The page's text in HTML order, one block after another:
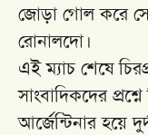
জোড়া গোল করে সেই
রোনালদো।
এই ম্যাচ শেষে
সাংবাদিকদের
আর্জেন্টিনার হয়ে